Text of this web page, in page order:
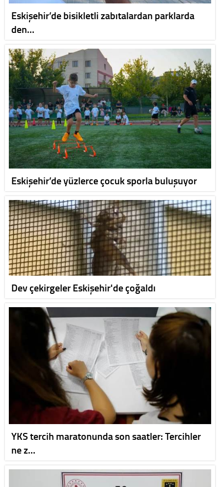
Eskişehir’de bisikletli zabıtalardan parklarda
den…
Eskişehir’de yüzlerce çocuk sporla buluşuyor
Dev çekirgeler Eskişehir'de çoğaldı
YKS tercih maratonunda son saatler: Tercihler
ne z…